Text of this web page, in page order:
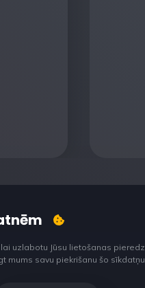
uzlabotu Jūsu lietošanas
mums savu piekrišanu šo